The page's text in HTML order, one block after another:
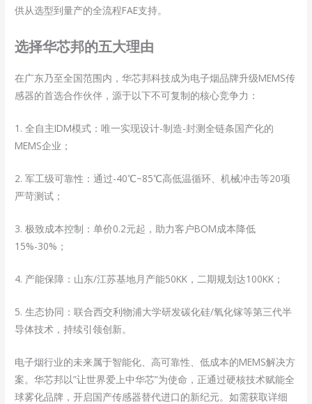
供从选型到量产的全流程FAE支持。
选择华芯邦的五大理由
在广东乃至全国范围内，华芯邦科技成为电子烟品牌升级MEMS传
感器的首选合作伙伴，源于以下不可复制的核心竞争力：
1. 全自主IDM模式：唯一实现设计-制造-封测全链条国产化的
MEMS企业；
2. 军工级可靠性：通过-40℃~85℃高低温循环、机械冲击等20项
严苛测试；
3. 极致成本控制：单价0.2元起，助力客户BOM成本降低
15%-30%；
4. 产能保障：山东/江苏基地月产能50KK，二期规划达100KK；
5. 生态协同：联合西交利物浦大学研发碳化硅/氧化镓等第三代半
导体技术，持续引领创新。
电子烟行业的未来属于智能化、高可靠性、低成本的MEMS解决方
案。华芯邦以”让世界爱上中华芯”为使命，正通过硬核技术赋能全
球雾化品牌，开启国产传感器替代进口的新纪元。如需获取详细